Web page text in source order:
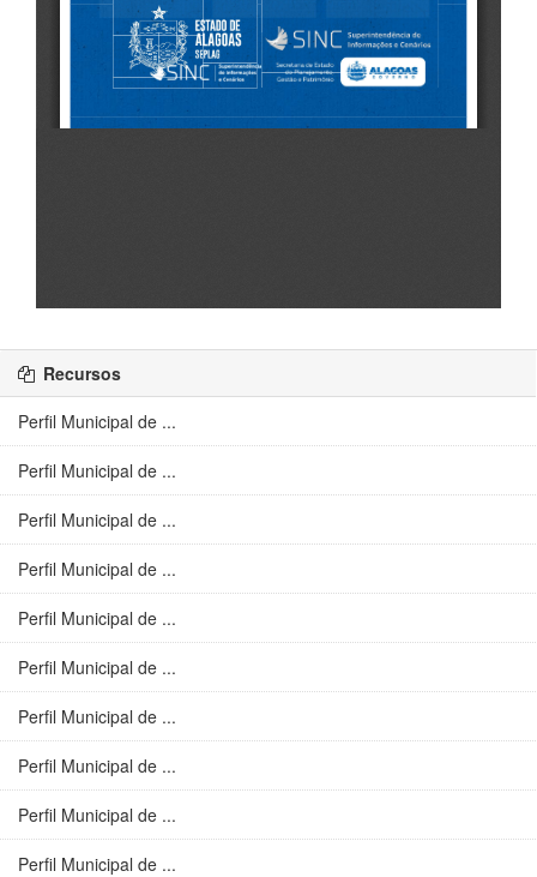
Recursos
Perfil Municipal de ...
Perfil Municipal de ...
Perfil Municipal de ...
Perfil Municipal de ...
Perfil Municipal de ...
Perfil Municipal de ...
Perfil Municipal de ...
Perfil Municipal de ...
Perfil Municipal de ...
Perfil Municipal de ...